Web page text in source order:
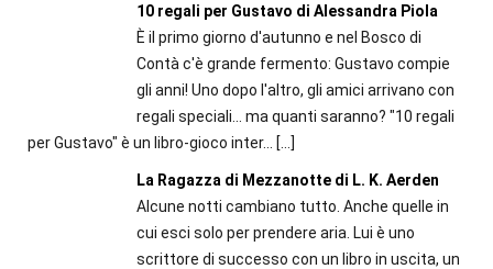
10 regali per Gustavo di Alessandra Piola
È il primo giorno d'autunno e nel Bosco di
Contà c'è grande fermento: Gustavo compie
gli anni! Uno dopo l'altro, gli amici arrivano con
regali speciali... ma quanti saranno? "10 regali
per Gustavo" è un libro-gioco inter...
[…]
La Ragazza di Mezzanotte di L. K. Aerden
Alcune notti cambiano tutto. Anche quelle in
cui esci solo per prendere aria. Lui è uno
scrittore di successo con un libro in uscita, un